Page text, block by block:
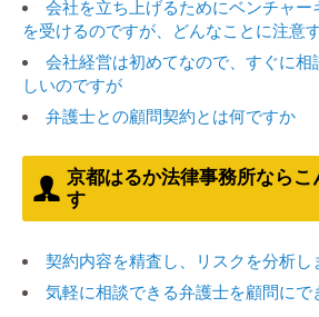
会社を立ち上げるためにベンチャー
を受けるのですが、どんなことに注意
会社経営は初めてなので、すぐに相
しいのですが
弁護士との顧問契約とは何ですか
京都はるか法律事務所ならこ
す
契約内容を精査し、リスクを分析し
気軽に相談できる弁護士を顧問にで